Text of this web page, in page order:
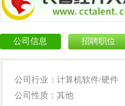
公司信息 招聘职位
公司行业：计算机软件/硬件
公司性质：其他